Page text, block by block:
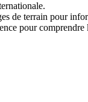
de terrain pour
pour